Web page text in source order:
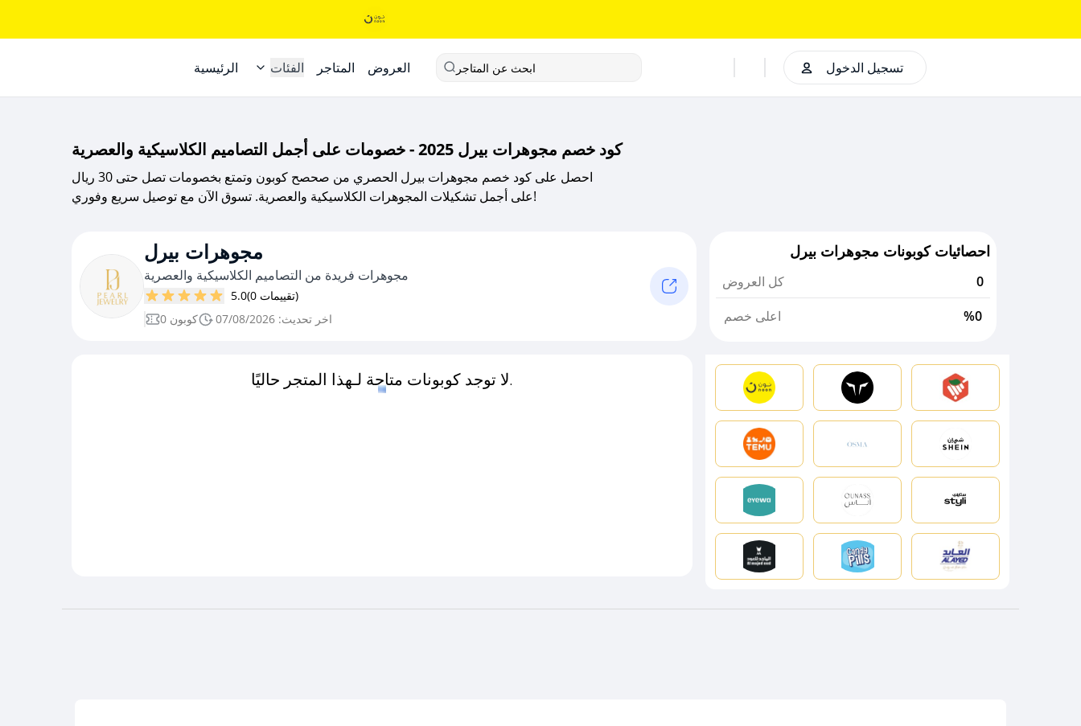
الرئيسية الفئات المتاجر العروض ابحث عن المتاجر تسجيل الدخول
كود خصم مجوهرات بيرل 2025 - خصومات على أجمل التصاميم الكلاسيكية والعصرية
احصل على كود خصم مجوهرات بيرل الحصري من صحصح كوبون وتمتع بخصومات تصل حتى 30 ريال
على أجمل تشكيلات المجوهرات الكلاسيكية والعصرية. تسوق الآن مع توصيل سريع وفوري!
مجوهرات بيرل
مجوهرات فريدة من التصاميم الكلاسيكية والعصرية
5.0
(0 تقييمات)
0 كوبون
اخر تحديث: 07/08/2026
احصائيات كوبونات مجوهرات بيرل
كل العروض
0
اعلى خصم
%0
لا توجد كوبونات متاحة لـهذا المتجر حاليًا.